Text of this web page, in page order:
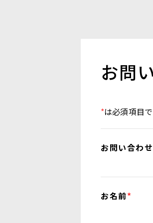
お問
*は必須項目
お問い合わ
お名前*